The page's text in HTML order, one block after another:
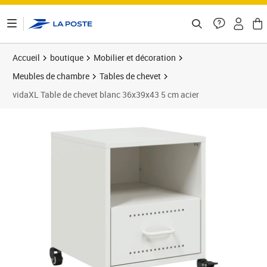
Accueil boutique
Mobilier et décoration
Meubles de chambre
Tables de chevet
vidaXL Table de chevet blanc 36x39x43 5 cm acier